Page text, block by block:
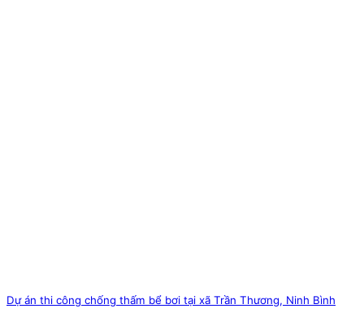
Dự án thi công chống thấm bể bơi tại xã Trần Thương, Ninh Bình